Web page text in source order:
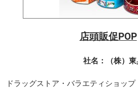
店頭販促POP
社名：（株）東
ドラッグストア・バラエティショッ